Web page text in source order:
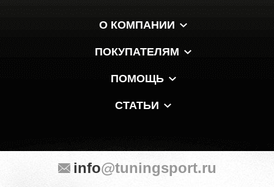
О КОМПАНИИ
ПОКУПАТЕЛЯМ
ПОМОЩЬ
СТАТЬИ
info@tuningsport.ru